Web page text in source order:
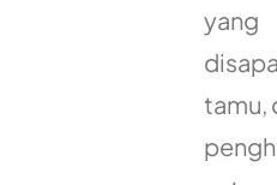
yang
tamu,